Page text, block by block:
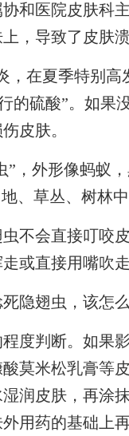
医院皮肤科
，导致了皮肤溃
在夏季特别高
的硫酸”。如果
皮肤。
外形像蚂蚁
、草丛、树林中
会直接叮咬皮
或直接用嘴吹
隐翅虫，该怎么
判断。如果
莫米松乳膏等
润皮肤，再涂
用药的基础上